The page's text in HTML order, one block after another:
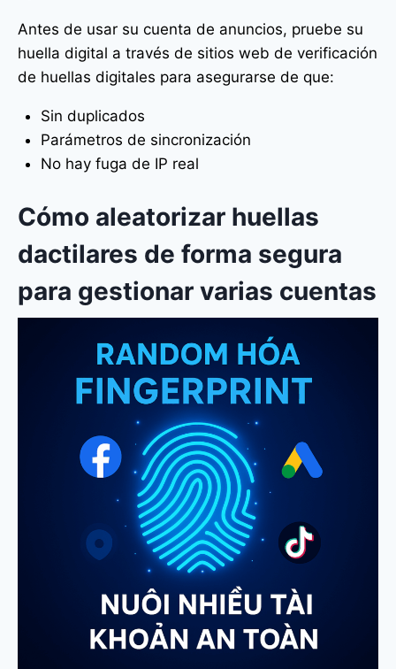
Antes de usar su cuenta de anuncios, pruebe su
huella digital a través de sitios web de verificación
de huellas digitales para asegurarse de que:
Sin duplicados
Parámetros de sincronización
No hay fuga de IP real
Cómo aleatorizar huellas
dactilares de forma segura
para gestionar varias cuentas